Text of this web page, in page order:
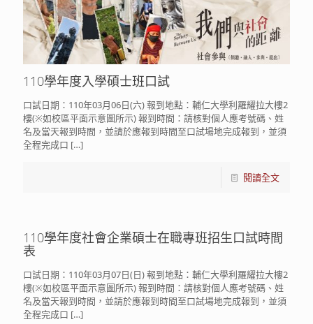
110學年度入學碩士班口試
口試日期：110年03月06日(六) 報到地點：輔仁大學利羅耀拉大樓2
樓(※如校區平面示意圖所示) 報到時間：請核對個人應考號碼、姓
名及當天報到時間，並請於應報到時間至口試場地完成報到，並須
全程完成口 […]
閱讀全文
110學年度社會企業碩士在職專班招生口試時間
表
口試日期：110年03月07日(日) 報到地點：輔仁大學利羅耀拉大樓2
樓(※如校區平面示意圖所示) 報到時間：請核對個人應考號碼、姓
名及當天報到時間，並請於應報到時間至口試場地完成報到，並須
全程完成口 […]